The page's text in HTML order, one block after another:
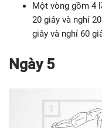
Một vòng gồm 4
20 giây và nghỉ
giây và nghỉ 60
Ngày 5